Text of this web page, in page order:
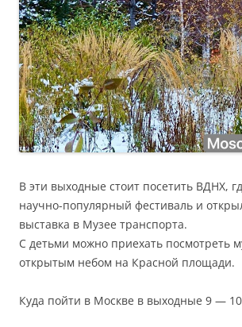
В эти выходные стоит посетить ВДНХ,
научно-популярный фестиваль и
выставка в Музее транспорта.
С детьми можно приехать посмотреть
открытым небом на Красной площади.
Куда пойти в Москве в выходные 9 —